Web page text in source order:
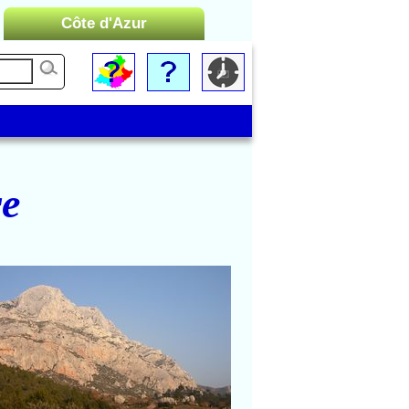
Côte d'Azur
Liste des Microrégions :
Cannes
Sainte-Victoire
sur la Sainte-Victoire au
refuge de Cézanne